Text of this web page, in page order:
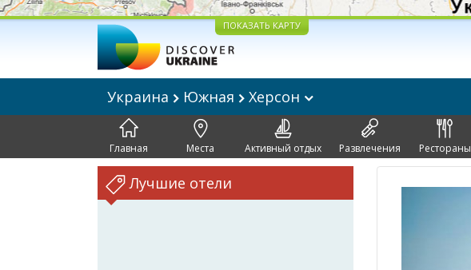
ПОКАЗАТЬ КАРТУ
Украина Южная Херсон
Главная Места Активный отдых Развлечения Рестораны
Лучшие отели